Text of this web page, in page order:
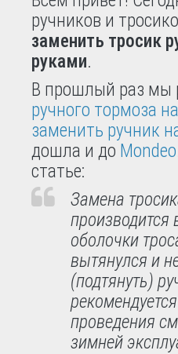
ручников и
заменить тросик
руками.
В прошлый раз мы
ручного тормоза
заменить ручник
дошла и до Mondeo
статье:
Замена
производится
оболочки
вытянулся и
(подтянуть)
проведения
зимней